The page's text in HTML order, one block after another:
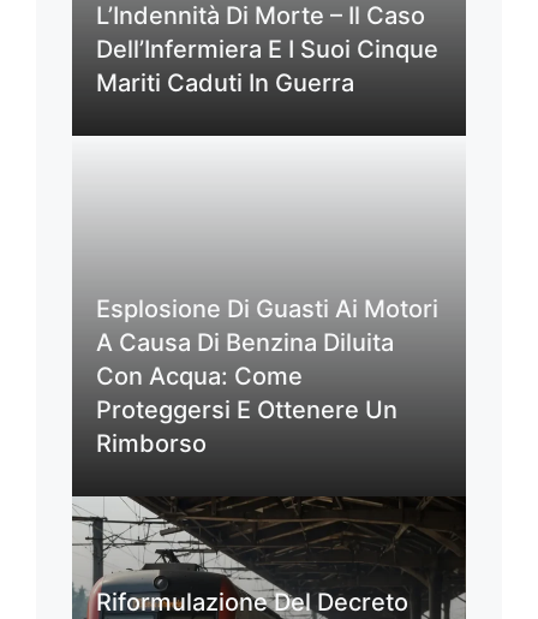
L’Indennità Di Morte – Il Caso
Dell’Infermiera E I Suoi Cinque
Mariti Caduti In Guerra
Esplosione Di Guasti Ai Motori
A Causa Di Benzina Diluita
Con Acqua: Come
Proteggersi E Ottenere Un
Rimborso
Riformulazione Del Decreto